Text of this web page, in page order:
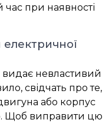
при наявності
видає невластивий
свідчать про те,
або корпус
Щоб виправити цю